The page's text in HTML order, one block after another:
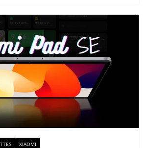
XIAOMI